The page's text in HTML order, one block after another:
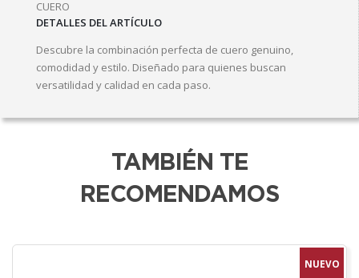
CUERO
DETALLES DEL ARTÍCULO
Descubre la combinación perfecta de cuero genuino,
comodidad y estilo. Diseñado para quienes buscan
versatilidad y calidad en cada paso.
TAMBIÉN TE
RECOMENDAMOS
NUEVO